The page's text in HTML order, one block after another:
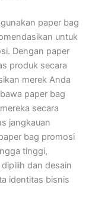
paper bag
untuk
Dengan paper
produk secara
merek Anda
paper bag
secara
jangkauan
bag promosi
tinggi,
dan desain
identitas bisnis